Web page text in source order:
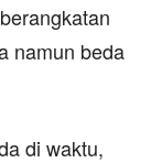
namun beda
di waktu,